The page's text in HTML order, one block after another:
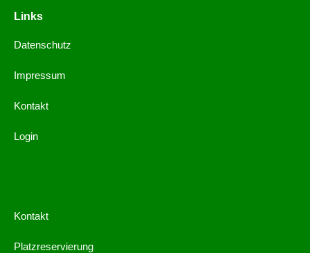
Links
Datenschutz
Impressum
Kontakt
Login
Kontakt
Platzreservierung